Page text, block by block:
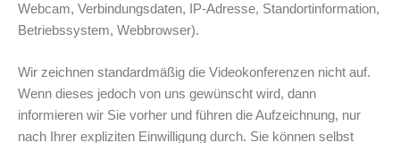
Webcam, Verbindungsdaten, IP-Adresse, Standortinformation,
Betriebssystem, Webbrowser).
Wir zeichnen standardmäßig die Videokonferenzen nicht auf.
Wenn dieses jedoch von uns gewünscht wird, dann
informieren wir Sie vorher und führen die Aufzeichnung, nur
nach Ihrer expliziten Einwilligung durch. Sie können selbst